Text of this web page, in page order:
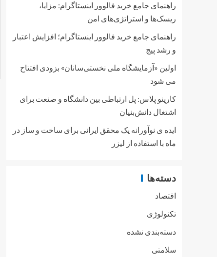
راهنمای جامع خرید فالوور اینستاگرام: مزایا،
ریسک‌ها و استراتژی‌های امن
راهنمای جامع خرید فالوور اینستاگرام؛ افزایش اعتبار
و رشد پیج
اولین «آزمایشگاه ملی نخستی‌سانان» بزودی افتتاح
می شود
کارینو پلاس: پل ارتباطی بین دانشگاه و صنعت برای
اشتغال دانش‌بنیان
ایده ی نوآورانه یک محقق ایرانی برای ساخت و ساز در
ماه با استفاده از لیزر
دسته‌ها
اقتصاد
تکنولوژی
دسته‌بندی نشده
سلامتی